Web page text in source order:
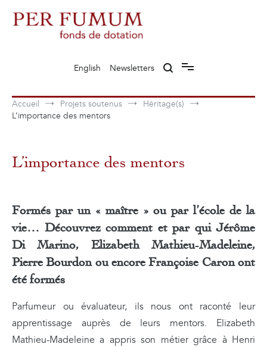
contenu
English
Newsletters
Accueil Projets soutenus
Héritage(s)
L’importance des mentors
L’importance des mentors
Formés par un « maître » ou par l’école de la
vie… Découvrez comment et par qui Jérôme
Di Marino, Elizabeth Mathieu-Madeleine,
Pierre Bourdon ou encore Françoise Caron ont
été formés
Parfumeur ou évaluateur, ils nous ont raconté leur
apprentissage auprès de leurs mentors. Elizabeth
Mathieu-Madeleine a appris son métier grâce à Henri